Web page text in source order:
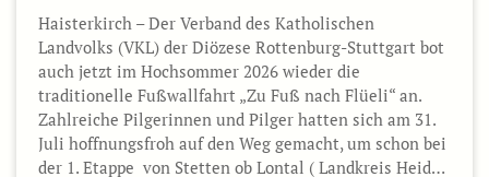
Haisterkirch – Der Verband des Katholischen
Landvolks (VKL) der Diözese Rottenburg-Stuttgart bot
auch jetzt im Hochsommer 2026 wieder die
traditionelle Fußwallfahrt „Zu Fuß nach Flüeli“ an.
Zahlreiche Pilgerinnen und Pilger hatten sich am 31.
Juli hoffnungsfroh auf den Weg gemacht, um schon bei
der 1. Etappe von Stetten ob Lontal ( Landkreis Heid…